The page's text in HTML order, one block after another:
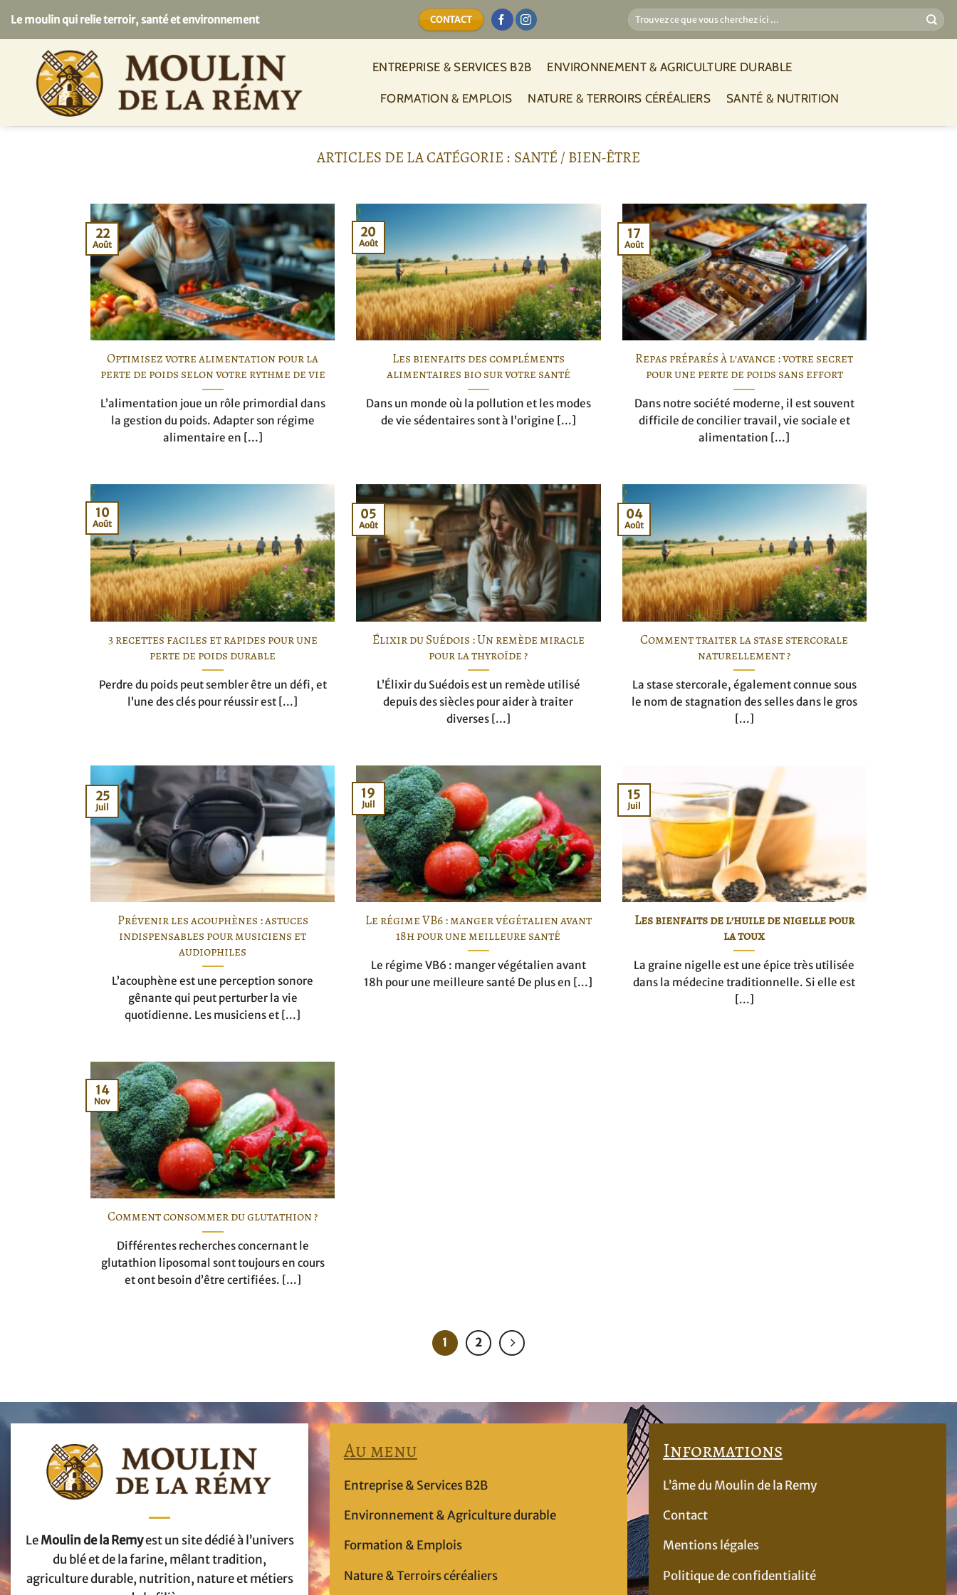
au
Le moulin qui relie terroir, santé et environnement CONTACT
ENTREPRISE & SERVICES B2B ENVIRONNEMENT & AGRICULTURE DURABLE
FORMATION & EMPLOIS NATURE & TERROIRS CÉRÉALIERS SANTÉ & NUTRITION
SANTÉ / BIEN-ÊTRE
Optimisez votre alimentation pour la
perte de poids selon votre rythme de vie
L’alimentation joue un rôle primordial dans
la gestion du poids. Adapter son régime
alimentaire en [...]
22
Août
Les bienfaits des compléments
alimentaires bio sur votre santé
Dans un monde où la pollution et les modes
de vie sédentaires sont à l’origine [...]
20
Août
Repas préparés à l’avance : votre secret
pour une perte de poids sans effort
Dans notre société moderne, il est souvent
difficile de concilier travail, vie sociale et
alimentation [...]
17
Août
3 recettes faciles et rapides pour une
perte de poids durable
Perdre du poids peut sembler être un défi, et
l’une des clés pour réussir est [...]
10
Août
Élixir du Suédois : Un remède miracle
pour la thyroïde ?
L’Élixir du Suédois est un remède utilisé
depuis des siècles pour aider à traiter
diverses [...]
05
Août
Comment traiter la stase stercorale
naturellement ?
La stase stercorale, également connue sous
le nom de stagnation des selles dans le gros
[...]
04
Août
Prévenir les acouphènes : astuces
indispensables pour musiciens et
audiophiles
L’acouphène est une perception sonore
gênante qui peut perturber la vie
quotidienne. Les musiciens et [...]
25
Juil
Le régime VB6 : manger végétalien avant
18h pour une meilleure santé
Le régime VB6 : manger végétalien avant
18h pour une meilleure santé De plus en [...]
19
Juil
Les bienfaits de l’huile de nigelle pour
la toux
La graine nigelle est une épice très utilisée
dans la médecine traditionnelle. Si elle est
[...]
15
Juil
Comment consommer du glutathion ?
Différentes recherches concernant le
glutathion liposomal sont toujours en cours
et ont besoin d’être certifiées. [...]
14
Nov
1 2
LeMoulin de la Remyest un site dédié à l’univers
du blé et de la farine, mêlant tradition,
agriculture durable, nutrition, nature et métiers
Au menu
Entreprise & Services B2B
Environnement & Agriculture durable
Formation & Emplois
Nature & Terroirs céréaliers
Informations
L’âme du Moulin de la Remy
Contact
Mentions légales
Politique de confidentialité